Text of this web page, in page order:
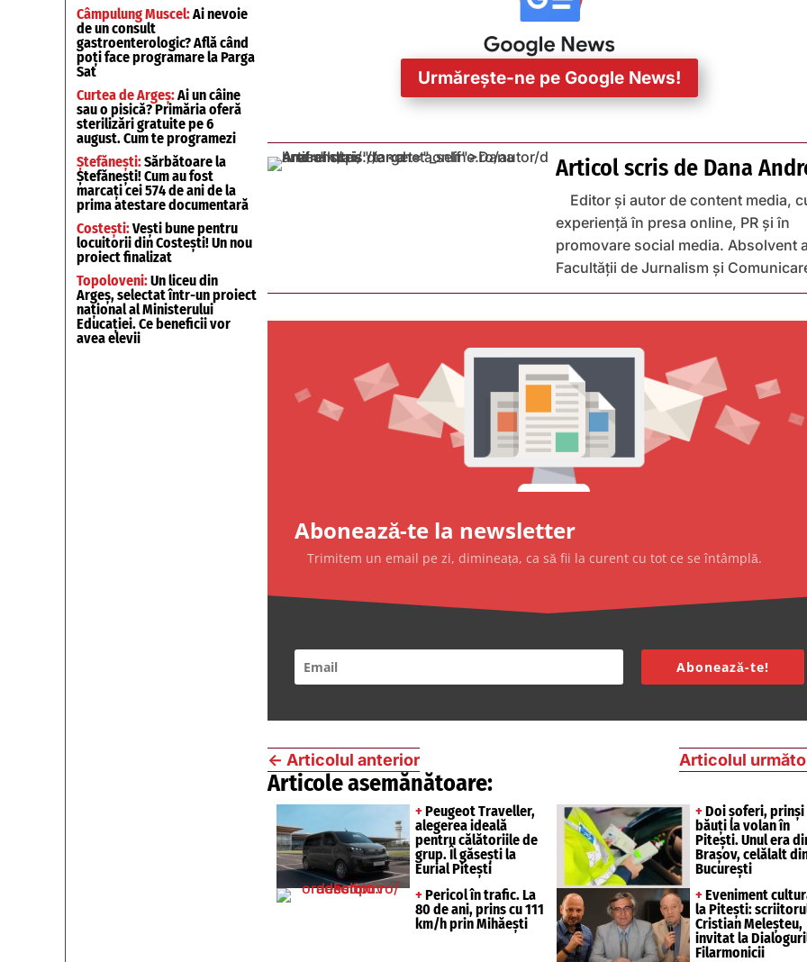
Câmpulung Muscel:Ai nevoie
de un consult
gastroenterologic? Află când
poți face programare la Parga
Sat
Curtea de Argeș:Ai un câine
sau o pisică? Primăria oferă
sterilizări gratuite pe 6
august. Cum te programezi
Ștefănești:Sărbătoare la
Ștefănești! Cum au fost
marcați cei 574 de ani de la
prima atestare documentară
Costești:Vești bune pentru
locuitorii din Costești! Un nou
proiect finalizat
Topoloveni:Un liceu din
Argeș, selectat într-un proiect
național al Ministerului
Educației. Ce beneficii vor
avea elevii
Urmărește-ne pe Google News!
Articol scris de Dana
Editor și autor de content media,
experiență în presa online, PR și în
promovare social media. Absolvent
Facultății de Jurnalism și
Abonează-te la newsletter
Trimitem un email pe zi, dimineața, ca să fii la curent cu tot ce se întâmplă.
Abonează-te!
← Articolul anterior Articolul
Articole asemănătoare:
+ Peugeot Traveller,
alegerea ideală
pentru călătoriile de
grup. Îl găsești la
Eurial Pitești
+ Doi șoferi, prinși
băuți la volan în
Pitești. Unul era
Brașov, celălalt
București
+ Pericol în trafic. La
80 de ani, prins cu 111
km/h prin Mihăești
+ Eveniment
la Pitești:
Cristian Meleșteu,
invitat la
Filarmonicii